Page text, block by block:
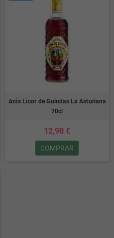
Anis Licor de Guindas La Asturiana
70cl
12,90 €
COMPRAR